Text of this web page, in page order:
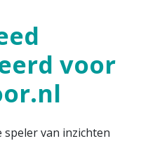
voor
speler van inzichten